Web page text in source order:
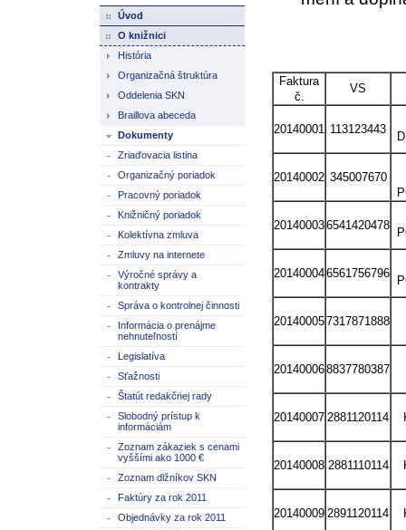
Faktura
č.
VS
20140001 113123443
20140002 345007670
201400036541420478
201400046561756796
201400057317871888
201400068837780387
20140007 2881120114
20140008 2881110114
20140009 2891120114
Úvod
O knižnici
História
Organizačná štruktúra
Oddelenia SKN
Braillova abeceda
Dokumenty
Zriaďovacia listina
Organizačný poriadok
Pracovný poriadok
Knižničný poriadok
Kolektívna zmluva
Zmluvy na internete
Výročné správy a
kontrakty
Správa o kontrolnej činnosti
Informácia o prenájme
nehnuteľností
Legislatíva
Sťažnosti
Štatút redakčnej rady
Slobodný prístup k
informáciám
Zoznam zákaziek s cenami
vyššími ako 1000 €
Zoznam dlžníkov SKN
Faktúry za rok 2011
Objednávky za rok 2011